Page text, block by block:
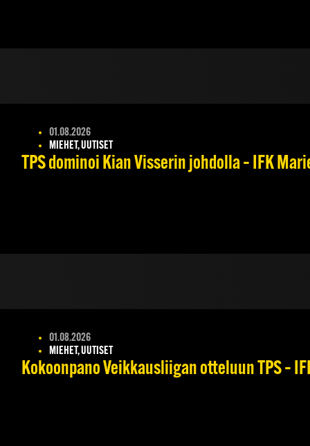
01.08.2026
MIEHET, UUTISET
TPS dominoi Kian Visserin johdolla – IFK
01.08.2026
MIEHET, UUTISET
Kokoonpano Veikkausliigan otteluun TPS –